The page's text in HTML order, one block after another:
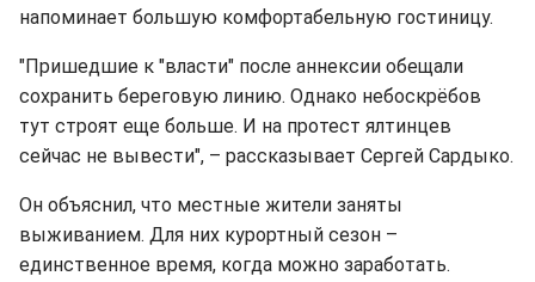
напоминает большую комфортабельную гостиницу.
"Пришедшие к "власти" после аннексии обещали
сохранить береговую линию. Однако небоскрёбов
тут строят еще больше. И на протест ялтинцев
сейчас не вывести", – рассказывает Сергей Сардыко.
Он объяснил, что местные жители заняты
выживанием. Для них курортный сезон –
единственное время, когда можно заработать.